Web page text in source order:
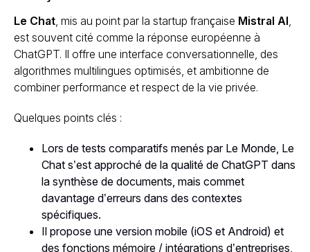
Le Chat , mis au point par la startup française Mistral AI
est souvent cité comme la réponse européenne à
ChatGPT. Il offre une interface conversationnelle, des
algorithmes multilingues optimisés, et ambitionne de
combiner performance et respect de la vie privée.
Quelques points clés :
Lors de tests comparatifs menés par Le Monde , Le
Chat s’est approché de la qualité de ChatGPT dans
la synthèse de documents, mais commet
davantage d’erreurs dans des contextes
spécifiques.
Il propose une version mobile (iOS et Android) et
des fonctions mémoire / intégrations d’entreprises,